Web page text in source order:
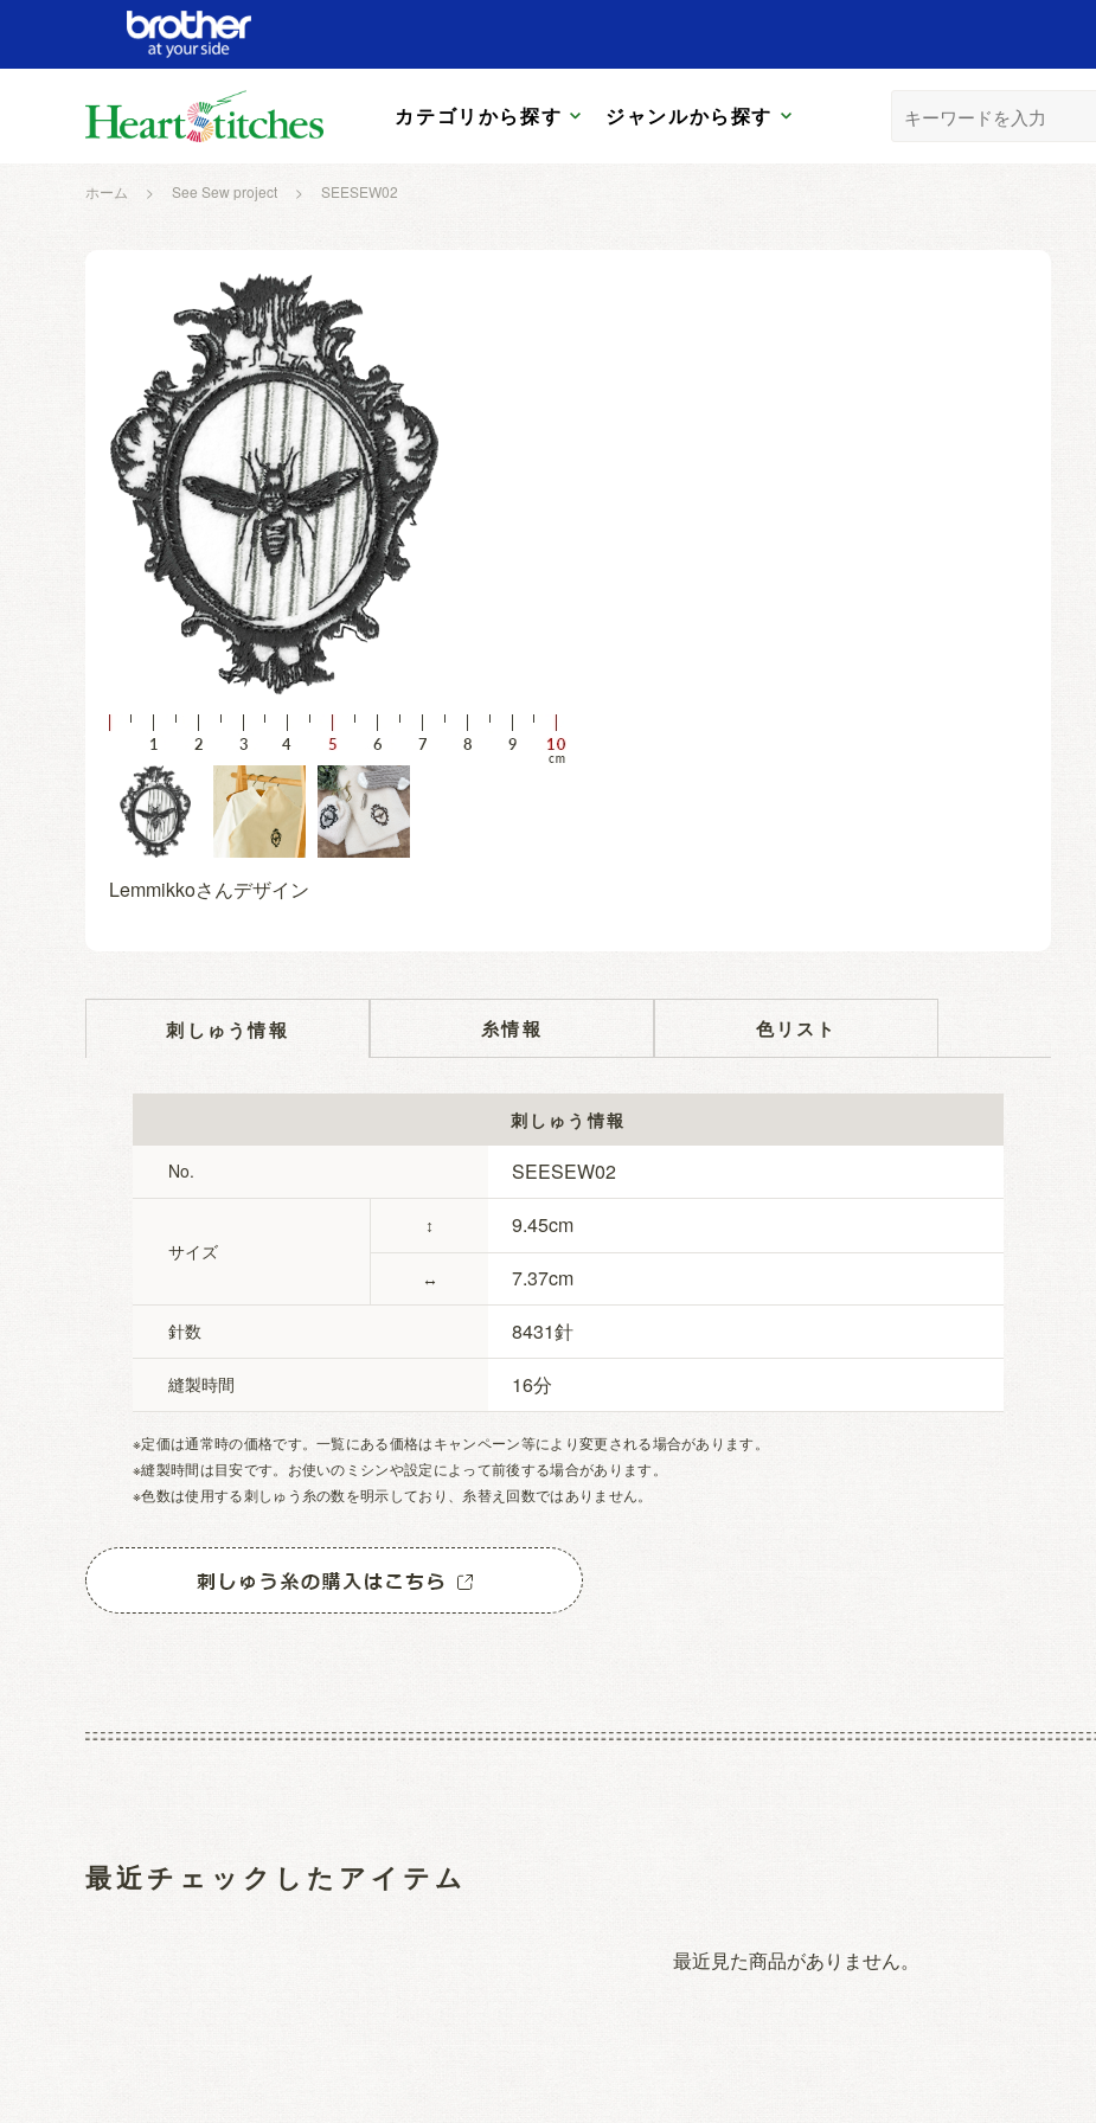
カテゴリから探す ジャンルから探す
ホーム > See Sew project > SEESEW02
Lemmikkoさんデザイン
刺しゅう情報 糸情報 色リスト
刺しゅう情報
No. SEESEW02
サイズ
↕
↔
9.45
7.37
針数 8431
縫製時間 16
※定価は通常時の価格です。一覧にある価格はキャンペーン等により変更される場合があります。
※縫製時間は目安です。お使いのミシンや設定によって前後する場合があります。
※色数は使用する刺しゅう糸の数を明示しており、糸替え回数ではありません。
最近チェックしたアイテム
最近見た商品がありません。